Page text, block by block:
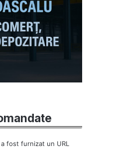
fost furnizat un URL